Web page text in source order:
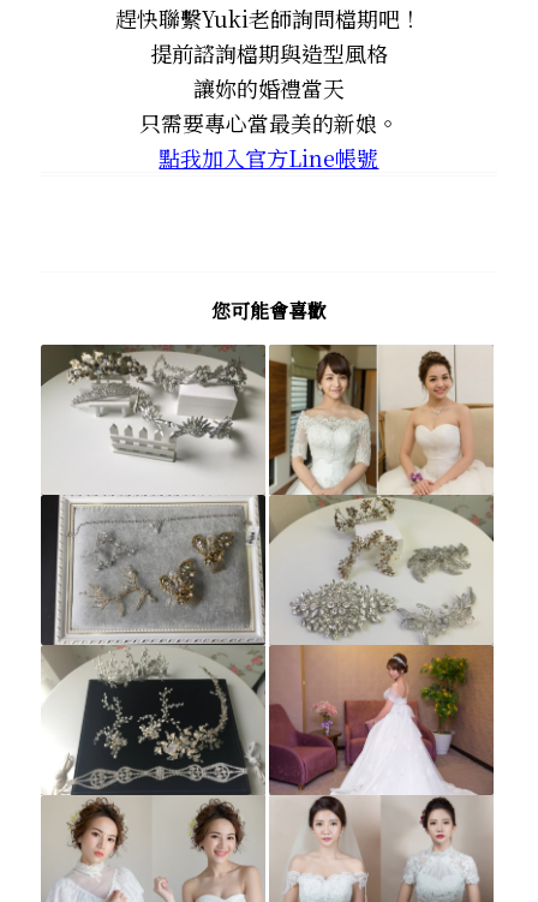
趕快聯繫Yuki老師詢問檔期吧！
提前諮詢檔期與造型風格
讓妳的婚禮當天
只需要專心當最美的新娘。
點我加入官方Line帳號
您可能會喜歡